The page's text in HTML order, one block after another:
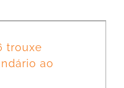
trouxe
ao